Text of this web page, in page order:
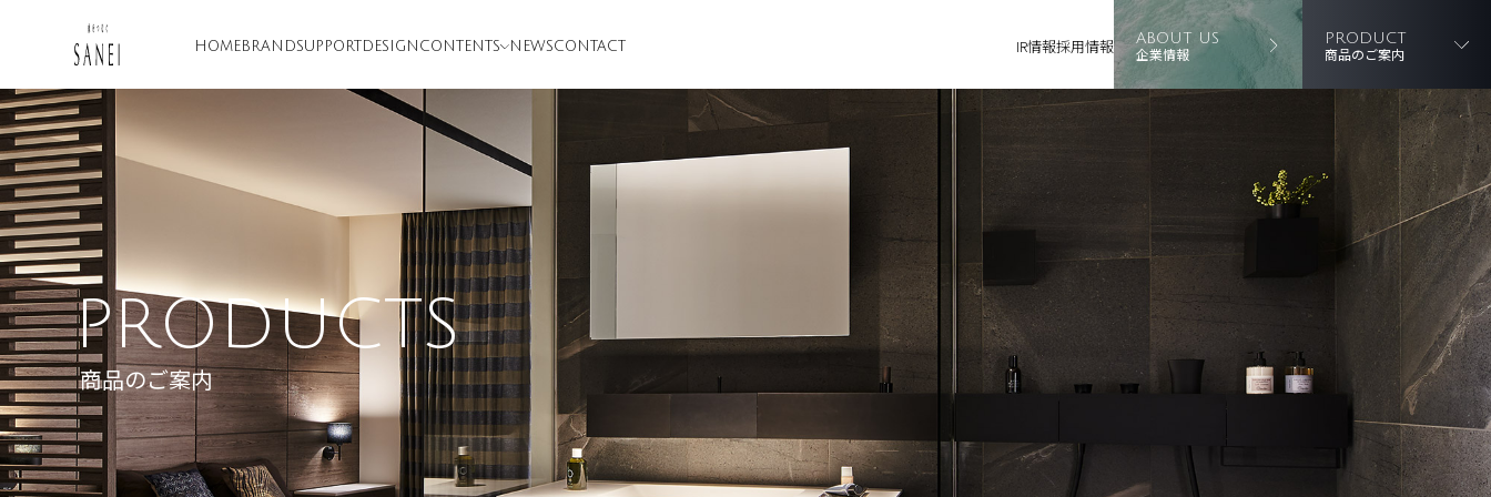
HOME BRANDSUPPORT DESIGN CONTENTS NEWSCONTACT IR情報採用情報 ABOUT US
企業情報
PRODUCT
商品のご案内
PRODUCTS
商品のご案内